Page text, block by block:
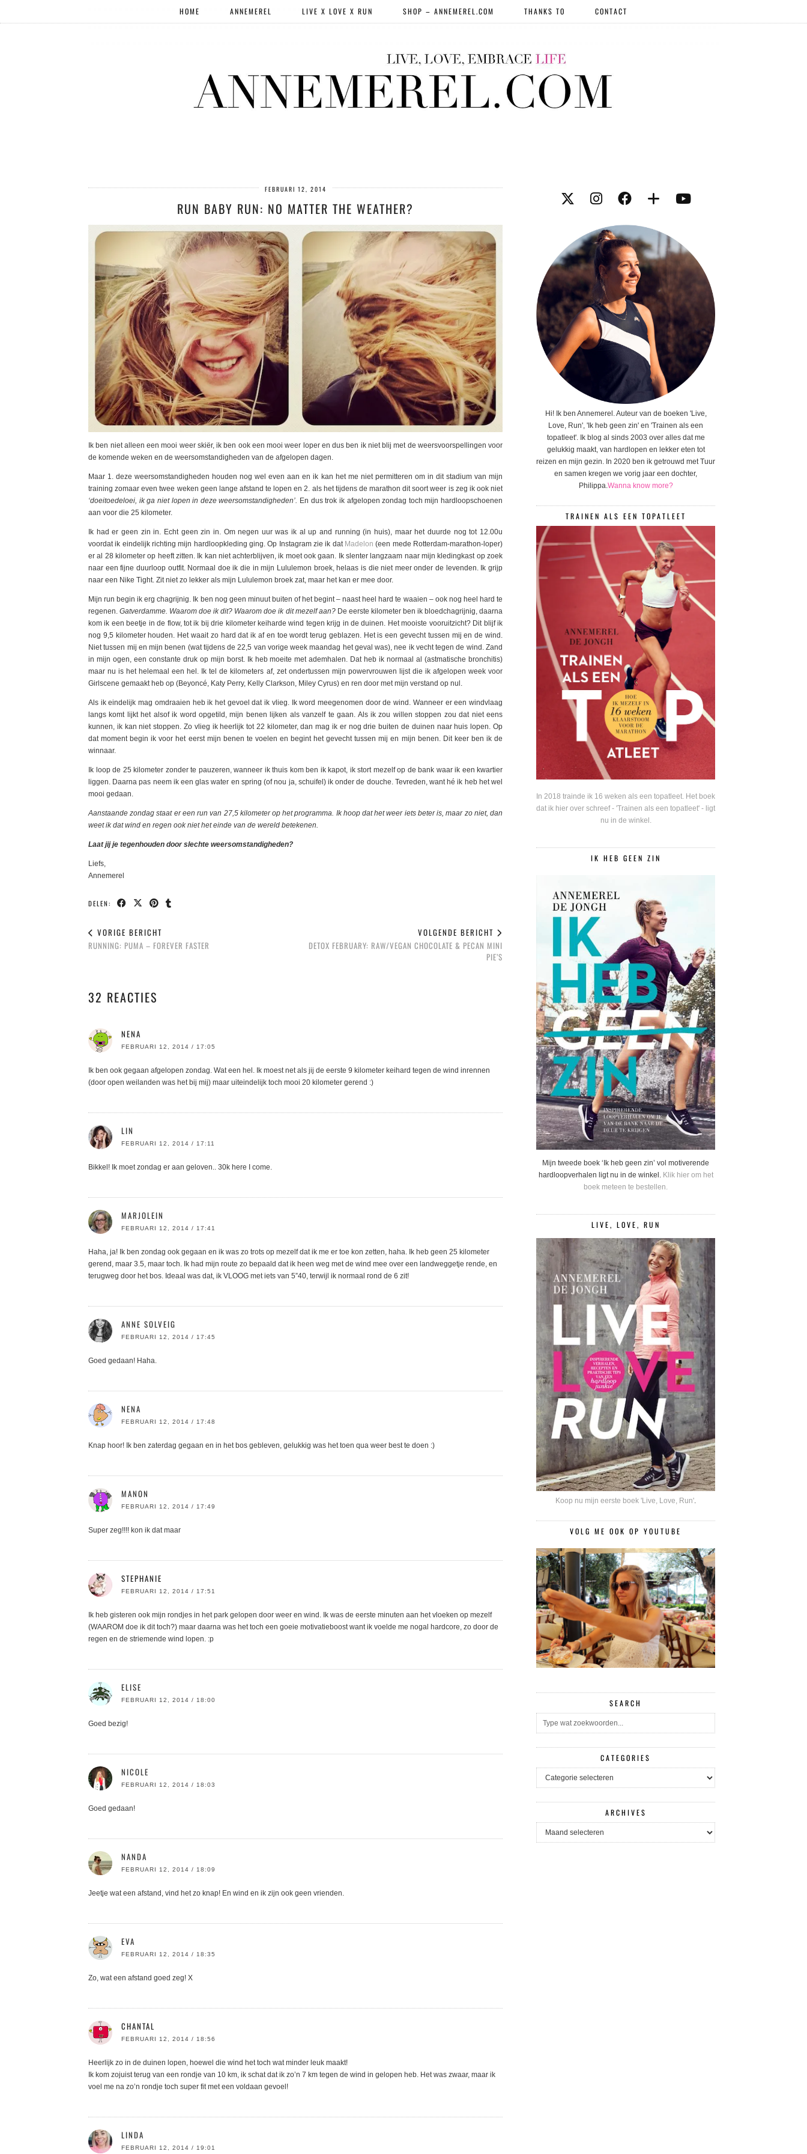
HOME ANNEMEREL LIVE X LOVE X RUN SHOP – ANNEMEREL.COM THANKS TO CONTACT
FEBRUARI 12, 2014
RUN BABY RUN: NO MATTER THE WEATHER?
Ik ben niet alleen een mooi weer skiër, ik ben ook een mooi weer loper en dus ben ik niet blij met de weersvoorspellingen voor
de komende weken en de weersomstandigheden van de afgelopen dagen.
Maar 1. deze weersomstandigheden houden nog wel even aan en ik kan het me niet permitteren om in dit stadium van mijn
training zomaar even twee weken geen lange afstand te lopen en 2. als het tijdens de marathon dit soort weer is zeg ik ook niet
‘doeitoedeloei, ik ga niet lopen in deze weersomstandigheden’. En dus trok ik afgelopen zondag toch mijn hardloopschoenen
aan voor die 25 kilometer.
Ik had er geen zin in. Echt geen zin in. Om negen uur was ik al up and running (in huis), maar het duurde nog tot 12.00u
voordat ik eindelijk richting mijn hardloopkleding ging. Op Instagram zie ik dat Madelon (een mede Rotterdam-marathon-loper)
er al 28 kilometer op heeft zitten. Ik kan niet achterblijven, ik moet ook gaan. Ik slenter langzaam naar mijn kledingkast op zoek
naar een fijne duurloop outfit. Normaal doe ik die in mijn Lululemon broek, helaas is die niet meer onder de levenden. Ik grijp
naar een Nike Tight. Zit niet zo lekker als mijn Lululemon broek zat, maar het kan er mee door.
Mijn run begin ik erg chagrijnig. Ik ben nog geen minuut buiten of het begint – naast heel hard te waaien – ook nog heel hard te
regenen.Gatverdamme. Waarom doe ik dit? Waarom doe ik dit mezelf aan?De eerste kilometer ben ik bloedchagrijnig, daarna
kom ik een beetje in de flow, tot ik bij drie kilometer keiharde wind tegen krijg in de duinen. Het mooiste vooruitzicht? Dit blijf ik
nog 9,5 kilometer houden. Het waait zo hard dat ik af en toe wordt terug geblazen. Het is een gevecht tussen mij en de wind.
Niet tussen mij en mijn benen (wat tijdens de 22,5 van vorige week maandag het geval was), nee ik vecht tegen de wind. Zand
in mijn ogen, een constante druk op mijn borst. Ik heb moeite met ademhalen. Dat heb ik normaal al (astmatische bronchitis)
maar nu is het helemaal een hel. Ik tel de kilometers af, zet ondertussen mijn powervrouwen lijst die ik afgelopen week voor
Girlscene gemaakt heb op (Beyoncé, Katy Perry, Kelly Clarkson, Miley Cyrus) en ren door met mijn verstand op nul.
Als ik eindelijk mag omdraaien heb ik het gevoel dat ik vlieg. Ik word meegenomen door de wind. Wanneer er een windvlaag
langs komt lijkt het alsof ik word opgetild, mijn benen lijken als vanzelf te gaan. Als ik zou willen stoppen zou dat niet eens
kunnen, ik kan niet stoppen. Zo vlieg ik heerlijk tot 22 kilometer, dan mag ik er nog drie buiten de duinen naar huis lopen. Op
dat moment begin ik voor het eerst mijn benen te voelen en begint het gevecht tussen mij en mijn benen. Dit keer ben ik de
winnaar.
Ik loop de 25 kilometer zonder te pauzeren, wanneer ik thuis kom ben ik kapot, ik stort mezelf op de bank waar ik een kwartier
liggen. Daarna pas neem ik een glas water en spring (of nou ja, schuifel) ik onder de douche. Tevreden, want hé ik heb het wel
mooi gedaan.
Aanstaande zondag staat er een run van 27,5 kilometer op het programma. Ik hoop dat het weer iets beter is, maar zo niet, dan
weet ik dat wind en regen ook niet het einde van de wereld betekenen.
Laat jij je tegenhouden door slechte weersomstandigheden?
Liefs,
Annemerel
DELEN:
VORIGE BERICHT
RUNNING: PUMA – FOREVER FASTER
VOLGENDE BERICHT
DETOX FEBRUARY: RAW/VEGAN CHOCOLATE & PECAN MINI
PIE’S
32 REACTIES
NENA
FEBRUARI 12, 2014 / 17:05
Ik ben ook gegaan afgelopen zondag. Wat een hel. Ik moest net als jij de eerste 9 kilometer keihard tegen de wind inrennen
(door open weilanden was het bij mij) maar uiteindelijk toch mooi 20 kilometer gerend :)
LIN
FEBRUARI 12, 2014 / 17:11
Bikkel! Ik moet zondag er aan geloven.. 30k here I come.
MARJOLEIN
FEBRUARI 12, 2014 / 17:41
Haha, ja! Ik ben zondag ook gegaan en ik was zo trots op mezelf dat ik me er toe kon zetten, haha. Ik heb geen 25 kilometer
gerend, maar 3.5, maar toch. Ik had mijn route zo bepaald dat ik heen weg met de wind mee over een landweggetje rende, en
terugweg door het bos. Ideaal was dat, ik VLOOG met iets van 5”40, terwijl ik normaal rond de 6 zit!
ANNE SOLVEIG
FEBRUARI 12, 2014 / 17:45
Goed gedaan! Haha.
NENA
FEBRUARI 12, 2014 / 17:48
Knap hoor! Ik ben zaterdag gegaan en in het bos gebleven, gelukkig was het toen qua weer best te doen :)
MANON
FEBRUARI 12, 2014 / 17:49
Super zeg!!!! kon ik dat maar
STEPHANIE
FEBRUARI 12, 2014 / 17:51
Ik heb gisteren ook mijn rondjes in het park gelopen door weer en wind. Ik was de eerste minuten aan het vloeken op mezelf
(WAAROM doe ik dit toch?) maar daarna was het toch een goeie motivatieboost want ik voelde me nogal hardcore, zo door de
regen en de striemende wind lopen. :p
ELISE
FEBRUARI 12, 2014 / 18:00
Goed bezig!
NICOLE
FEBRUARI 12, 2014 / 18:03
Goed gedaan!
NANDA
FEBRUARI 12, 2014 / 18:09
Jeetje wat een afstand, vind het zo knap! En wind en ik zijn ook geen vrienden.
EVA
FEBRUARI 12, 2014 / 18:35
Zo, wat een afstand goed zeg! X
CHANTAL
FEBRUARI 12, 2014 / 18:56
Heerlijk zo in de duinen lopen, hoewel die wind het toch wat minder leuk maakt!
Ik kom zojuist terug van een rondje van 10 km, ik schat dat ik zo’n 7 km tegen de wind in gelopen heb. Het was zwaar, maar ik
voel me na zo’n rondje toch super fit met een voldaan gevoel!
LINDA
FEBRUARI 12, 2014 / 19:01
Hi! Ik ben Annemerel. Auteur van de boeken 'Live,
Love, Run', 'Ik heb geen zin' en 'Trainen als een
topatleet'. Ik blog al sinds 2003 over alles dat me
gelukkig maakt, van hardlopen en lekker eten tot
reizen en mijn gezin. In 2020 ben ik getrouwd met Tuur
en samen kregen we vorig jaar een dochter,
Philippa.Wanna know more?
TRAINEN ALS EEN TOPATLEET
In 2018 trainde ik 16 weken als een topatleet. Het boek
dat ik hier over schreef - 'Trainen als een topatleet' - ligt
nu in de winkel.
IK HEB GEEN ZIN
Mijn tweede boek ‘Ik heb geen zin’ vol motiverende
hardloopverhalen ligt nu in de winkel. Klik hier om het
boek meteen te bestellen.
LIVE, LOVE, RUN
Koop nu mijn eerste boek 'Live, Love, Run'.
VOLG ME OOK OP YOUTUBE
SEARCH
CATEGORIES
CATEGORIES
ARCHIVES
ARCHIVES